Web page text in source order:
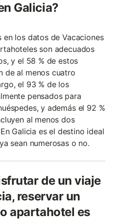
Galicia?
en los datos de Vacaciones
son adecuados
y el 58 % de estos
de al menos cuatro
el 93 % de los
pensados para
y además el 92 %
al menos dos
Galicia es el destino ideal
sean numerosas o no.
de un viaje
reservar un
apartahotel es